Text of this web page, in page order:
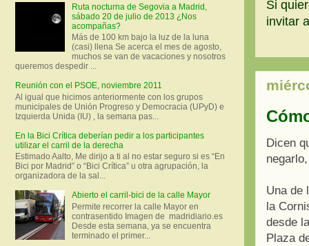
Si
invitar
Dicen
Una de
la
desde
Plaza
Ruta nocturna de Segovia a Madrid,
sábado 20 de julio de 2013 ¿Nos
acompañas?
Más de 100 km bajo la luz de la luna
(casi) llena Se acerca el mes de agosto,
muchos se van de vacaciones y nosotros
queremos despedir ...
Reunión con el PSOE, noviembre 2011
Al igual que hicimos anteriormente con los grupos
municipales de Unión Progreso y Democracia (UPyD) e
Izquierda Unida (IU) , la semana pas...
En la Bici Crítica deberían pedir a los participantes
utilizar el carril de la derecha
Estimado Aalto, Me dirijo a ti al no estar seguro si es “En
Bici por Madrid” o “Bici Crítica” u otra agrupación, la
organizadora de la sal...
Abierto el carril-bici de la calle Mayor
Permite recorrer la calle Mayor en
contrasentido Imagen de madridiario.es
Desde esta semana, ya se encuentra
terminado el primer...